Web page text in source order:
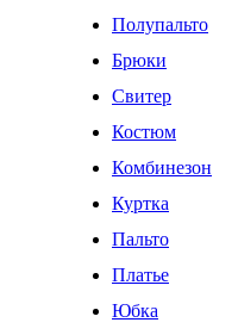
Полупальто
Брюки
Свитер
Костюм
Комбинезон
Куртка
Пальто
Платье
Юбка